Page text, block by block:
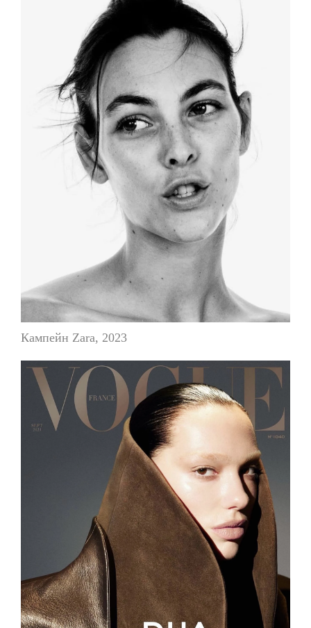
Кампейн Zara, 2023